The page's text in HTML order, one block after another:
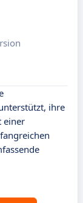
ihre
einer